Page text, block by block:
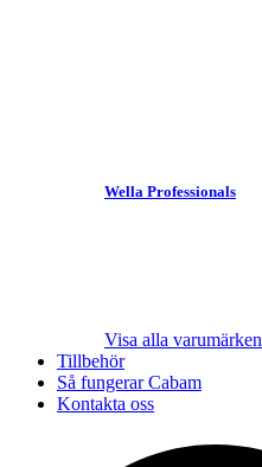
Wella Professionals
Visa alla varumärken
Tillbehör
Så fungerar Cabam
Kontakta oss